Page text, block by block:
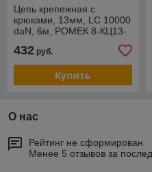
Цепь крепежная с
крюками, 13мм, LC 10000
daN, 6м, РОМЕК 8-КЦ13-
432 руб.
Купить
О нас
Рейтинг не сформирован
Менее 5 отзывов за